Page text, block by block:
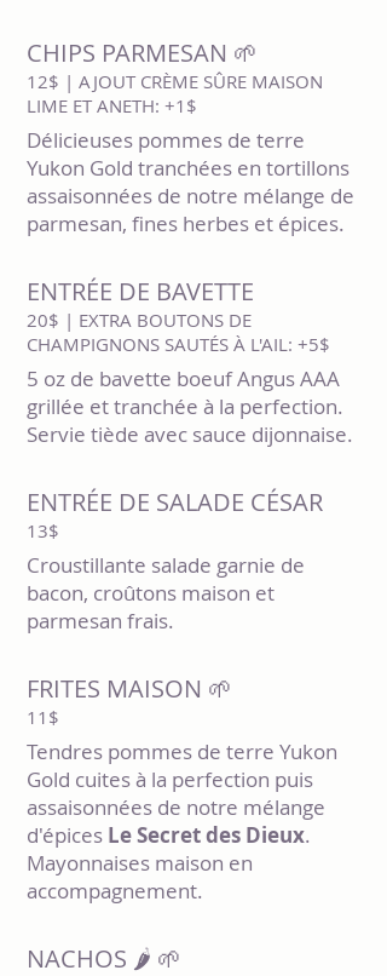
CHIPS PARMESAN 🌱
12$ | AJOUT CRÈME SÛRE MAISON
LIME ET ANETH: +1$
Délicieuses pommes de terre
Yukon Gold tranchées en tortillons
assaisonnées de notre mélange de
parmesan, fines herbes et épices.
ENTRÉE DE BAVETTE
20$ | EXTRA BOUTONS DE
CHAMPIGNONS SAUTÉS À L'AIL: +5$
5 oz de bavette boeuf Angus AAA
grillée et tranchée à la perfection.
Servie tiède avec sauce dijonnaise.
ENTRÉE DE SALADE CÉSAR
13$
Croustillante salade garnie de
bacon, croûtons maison et
parmesan frais.
FRITES MAISON 🌱
11$
Tendres pommes de terre Yukon
Gold cuites à la perfection puis
assaisonnées de notre mélange
d'épices Le Secret des Dieux.
Mayonnaises maison en
accompagnement.
NACHOS 🌶️ 🌱